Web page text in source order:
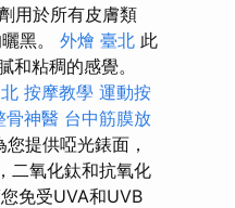
用於所有皮膚類
黑。 外燴 臺北 此
粘稠的感覺。
按摩教學 運動按
骨神醫 台中筋膜放
提供啞光錶面，
二氧化鈦和抗氧化
免受UVA和UVB